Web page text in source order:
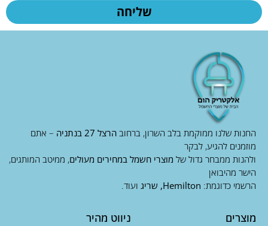
שליחה
החנות שלנו ממוקמת בלב השרון, ברחוב הרצל 27 בנתניה
– אתם
מוזמנים להגיע, לבקר
ולהנות ממבחר גדול של מוצרי חשמל במחירים מעולים, ממיטב המותגים,
הישר מהיבואן
הרשמי כדוגמת: Hemilton, שריג ועוד.
מוצרים ניווט מהיר